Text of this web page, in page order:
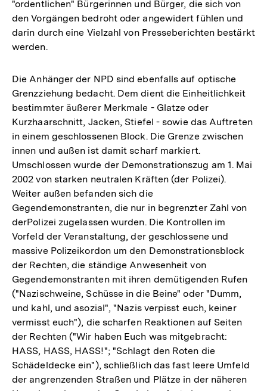
"ordentlichen" Bürgerinnen und Bürger, die sich von
den Vorgängen bedroht oder angewidert fühlen und
darin durch eine Vielzahl von Presseberichten bestärkt
werden.
Die Anhänger der NPD sind ebenfalls auf optische
Grenzziehung bedacht. Dem dient die Einheitlichkeit
bestimmter äußerer Merkmale - Glatze oder
Kurzhaarschnitt, Jacken, Stiefel - sowie das Auftreten
in einem geschlossenen Block. Die Grenze zwischen
innen und außen ist damit scharf markiert.
Umschlossen wurde der Demonstrationszug am 1. Mai
2002 von starken neutralen Kräften (der Polizei).
Weiter außen befanden sich die
Gegendemonstranten, die nur in begrenzter Zahl von
derPolizei zugelassen wurden. Die Kontrollen im
Vorfeld der Veranstaltung, der geschlossene und
massive Polizeikordon um den Demonstrationsblock
der Rechten, die ständige Anwesenheit von
Gegendemonstranten mit ihren demütigenden Rufen
("Nazischweine, Schüsse in die Beine" oder "Dumm,
und kahl, und asozial", "Nazis verpisst euch, keiner
vermisst euch"), die scharfen Reaktionen auf Seiten
der Rechten ("Wir haben Euch was mitgebracht:
HASS, HASS, HASS!"; "Schlagt den Roten die
Schädeldecke ein"), schließlich das fast leere Umfeld
der angrenzenden Straßen und Plätze in der näherenZum